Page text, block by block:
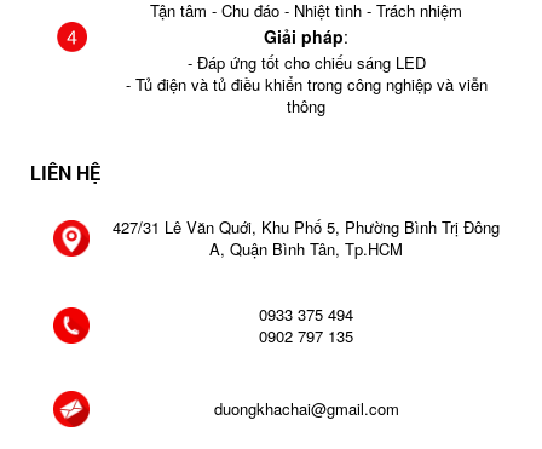
Tận tâm - Chu đáo - Nhiệt tình - Trách nhiệm
Giải pháp:
- Đáp ứng tốt cho chiếu sáng LED
- Tủ điện và tủ điều khiển trong công nghiệp và viễn
thông
LIÊN HỆ
427/31 Lê Văn Quới, Khu Phố 5, Phường Bình Trị Đông
A, Quận Bình Tân, Tp.HCM
0933 375 494
0902 797 135
duongkhachai@gmail.com